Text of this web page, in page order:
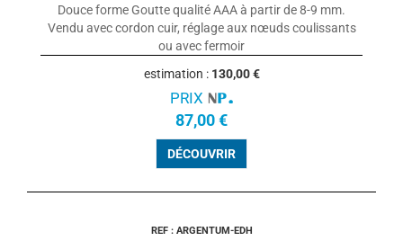
Douce forme Goutte qualité AAA à partir de 8-9 mm.
Vendu avec cordon cuir, réglage aux nœuds coulissants
ou avec fermoir
estimation : 130,00 €
PRIX
87,00 €
DÉCOUVRIR
REF : ARGENTUM-EDH